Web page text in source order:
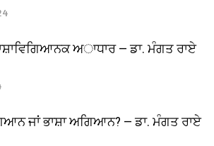
ਅਾਧਾਰ — ਡਾ. ਮੰਗਤ ਰਾਏ
ਜਾਂ ਭਾਸ਼ਾ ਅਗਿਆਨ? — ਡਾ. ਮੰਗਤ ਰਾਏ